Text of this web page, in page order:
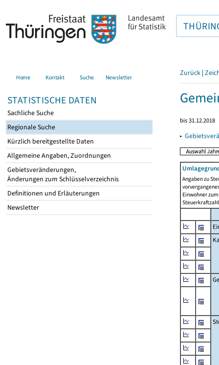
Home Kontakt Suche Newsletter
STATISTISCHE DATEN
Sachliche Suche
Regionale Suche
Kürzlich bereitgestellte Daten
Allgemeine Angaben, Zuordnungen
Gebietsveränderungen,
Änderungen zum Schlüsselverzeichnis
Definitionen und Erläuterungen
Newsletter
Zurück |
bis 31.12.2018
▸
Angaben zu
Einwohner